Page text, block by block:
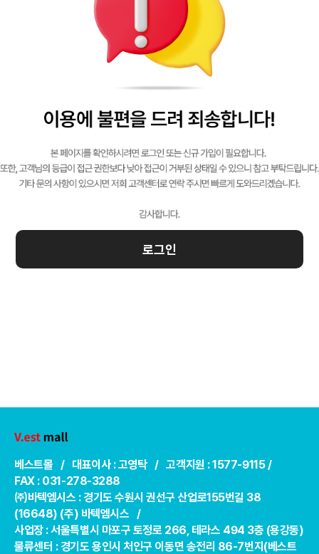
로그인
베스트몰 / 대표이사 : 고영탁 / 고객지원 : 1577-9115 /
FAX : 031-278-3288
㈜바텍엠시스 : 경기도 수원시 권선구 산업로155번길 38
(16648) (주) 바텍엠시스 /
사업장 : 서울특별시 마포구 토정로 266, 테라스 494 3층 (용강동)
물류센터 : 경기도 용인시 처인구 이동면 송전리 86-7번지(베스트